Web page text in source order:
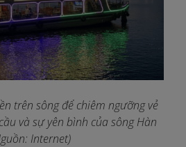
trên sông để chiêm ngưỡng vẻ
và sự yên bình của sông Hàn
Internet)